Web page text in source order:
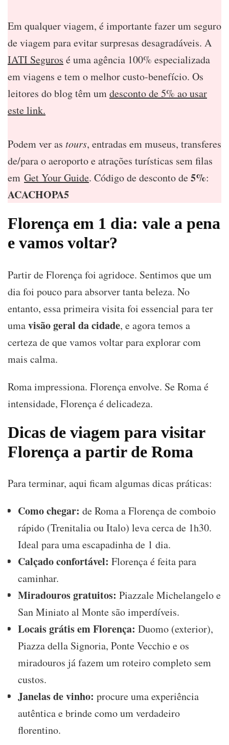
Em qualquer viagem, é importante fazer um seguro
de viagem para evitar surpresas desagradáveis. A
IATI Seguros é uma agência 100% especializada
em viagens e tem o melhor custo-benefício. Os
leitores do blog têm umdesconto de 5% ao usar
este link.
Podem ver as tours, entradas em museus, transferes
de/para o aeroporto e atrações turísticas sem filas
em Get Your Guide. Código de desconto de5%:
ACACHOPA5
Florença em 1 dia: vale a pena
e vamos voltar?
Partir de Florença foi agridoce. Sentimos que um
dia foi pouco para absorver tanta beleza. No
entanto, essa primeira visita foi essencial para ter
umavisão geral da cidade, e agora temos a
certeza de que vamos voltar para explorar com
mais calma.
Roma impressiona. Florença envolve. Se Roma é
intensidade, Florença é delicadeza.
Dicas de viagem para visitar
Florença a partir de Roma
Para terminar, aqui ficam algumas dicas práticas:
Como chegar: de Roma a Florença de comboio
rápido (Trenitalia ou Italo) leva cerca de 1h30.
Ideal para uma escapadinha de 1 dia.
Calçado confortável: Florença é feita para
caminhar.
Miradouros gratuitos: Piazzale Michelangelo e
San Miniato al Monte são imperdíveis.
Locais grátis em Florença: Duomo (exterior),
Piazza della Signoria, Ponte Vecchio e os
miradouros já fazem um roteiro completo sem
custos.
Janelas de vinho: procure uma experiência
autêntica e brinde como um verdadeiro
florentino.